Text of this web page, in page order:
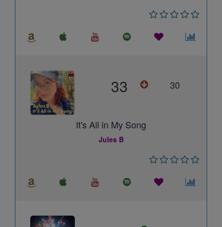
33 30
It's All in My Song
Jules B